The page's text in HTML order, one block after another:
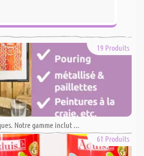
19 Produits
Notre gamme inclut ...
61 Produits